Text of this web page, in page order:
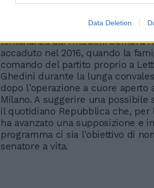
Data Deletion
Letta si pone come braccio
ottantotto anni, è pronto a ridare
Italia, pur mantenendo alta
lontananza dai riflettori. Sembra
accaduto nel 2016, quando la
comando del partito proprio a
Ghedini durante la lunga
dopo l'operazione a cuore aperto
Milano. A suggerire una
il quotidiano Repubblica che, per
ha avanzato una supposizione e
programma ci sia l'obiettivo di
senatore a vita.